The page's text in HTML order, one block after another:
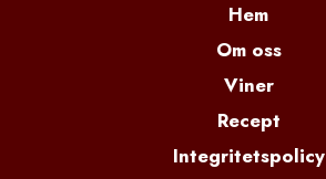
Hem
Om oss
Viner
Recept
Integritetspolicy